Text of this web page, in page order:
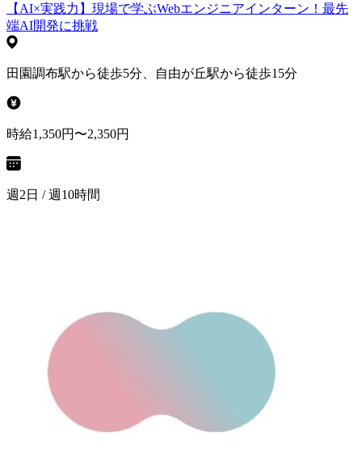
【AI×実践力】現場で学ぶWebエンジニアインターン！最先
端AI開発に挑戦
田園調布駅から徒歩5分、自由が丘駅から徒歩15分
時給1,350円〜2,350円
週2日 / 週10時間